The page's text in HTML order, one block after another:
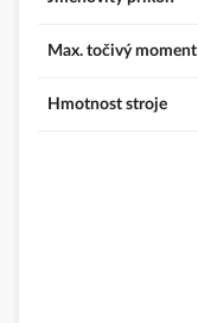
Max. točivý moment
Hmotnost stroje